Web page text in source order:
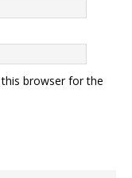
browser for the